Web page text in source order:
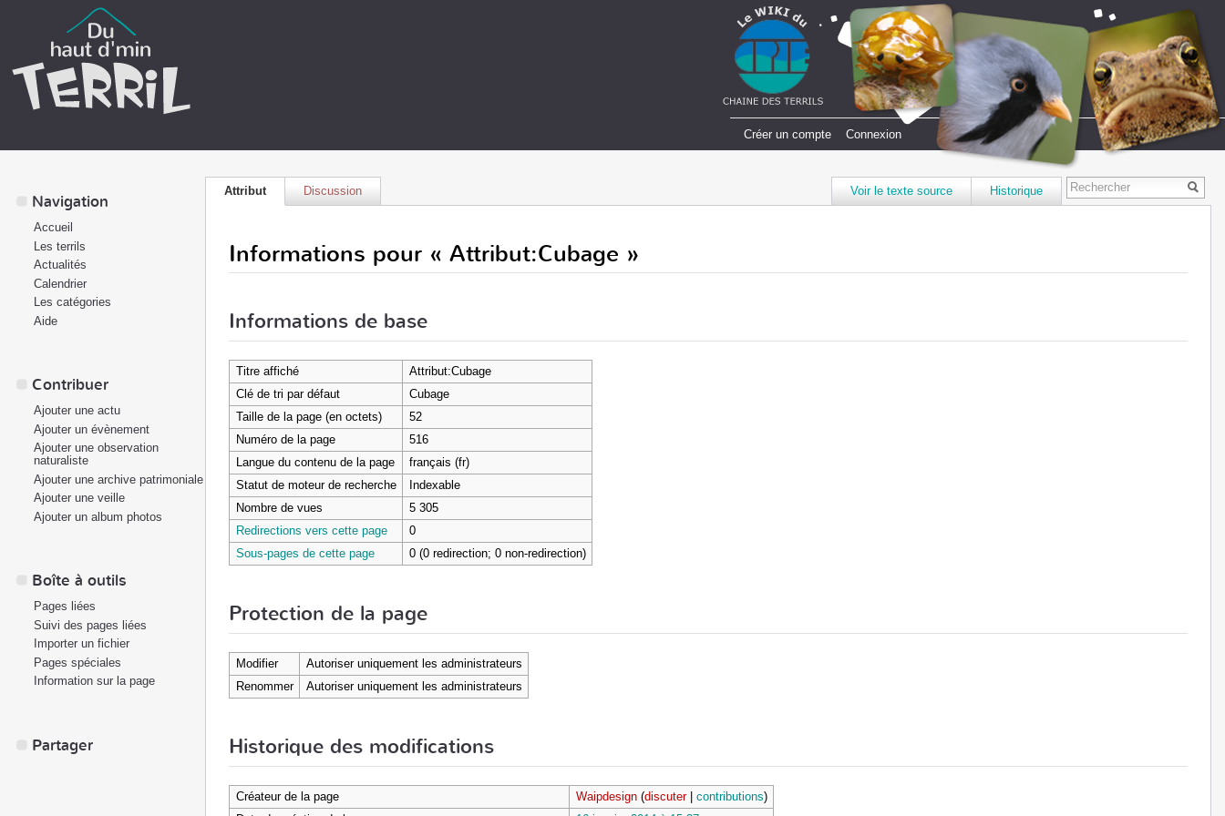
Créer un compte Connexion
Attribut Discussion Voir le texte source Historique
Informations pour « Attribut:Cubage »
Informations de base
Titre affiché
Attribut:Cubage
Clé de tri par défaut
Cubage
Taille de la page (en octets)
52
Numéro de la page
516
Langue du contenu de la page
français (fr)
Statut de moteur de recherche
Indexable
Nombre de vues
5 305
Redirections vers cette page
0
Sous-pages de cette page
0 (0 redirection; 0 non-redirection)
Protection de la page
Modifier
Autoriser uniquement les administrateurs
Renommer
Autoriser uniquement les administrateurs
Historique des modifications
Créateur de la page Waipdesign (discuter| contributions)
Navigation
Accueil
Les terrils
Actualités
Calendrier
Les catégories
Aide
Contribuer
Ajouter une actu
Ajouter un évènement
Ajouter une observation
naturaliste
Ajouter une archive patrimoniale
Ajouter une veille
Ajouter un album photos
Boîte à outils
Pages liées
Suivi des pages liées
Importer un fichier
Pages spéciales
Information sur la page
Partager